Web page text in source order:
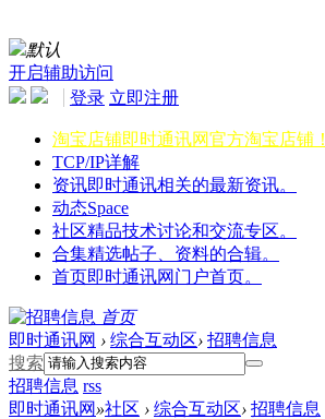
默认
开启辅助访问
登录 立即注册
淘宝店铺即时通讯网官方淘宝店铺！
TCP/IP详解
资讯即时通讯相关的最新资讯。
动态Space
社区精品技术讨论和交流专区。
合集精选帖子、资料的合辑。
首页即时通讯网门户首页。
首页
即时通讯网 › 综合互动区› 招聘信息
搜索
招聘信息 rss
即时通讯网 »社区 › 综合互动区› 招聘信息